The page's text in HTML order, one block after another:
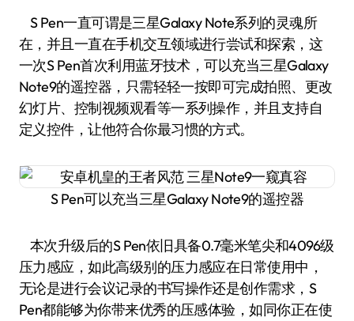
S Pen一直可谓是三星Galaxy Note系列的灵魂所
在，并且一直在手机交互领域进行尝试和探索，这
一次S Pen首次利用蓝牙技术，可以充当三星Galaxy
Note9的遥控器，只需轻轻一按即可完成拍照、更改
幻灯片、控制视频观看等一系列操作，并且支持自
定义控件，让他符合你最习惯的方式。
S Pen可以充当三星Galaxy Note9的遥控器
本次升级后的S Pen依旧具备0.7毫米笔尖和4096级
压力感应，如此高级别的压力感应在日常使用中，
无论是进行会议记录的书写操作还是创作需求，S
Pen都能够为你带来优秀的压感体验，如同你正在使